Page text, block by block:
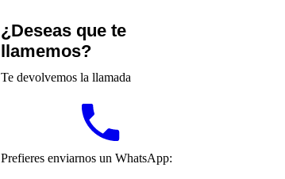
¿Deseas que te
llamemos?
Te devolvemos la llamada
Prefieres enviarnos un WhatsApp: